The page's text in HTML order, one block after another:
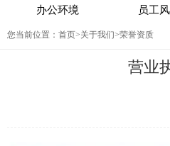
办公环境
员工
您当前位置： 首页>关于我们>荣誉资质
营业